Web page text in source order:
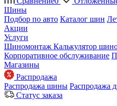
Шины
Подбор по авто Каталог шин
Акции
Услуги
Шиномонтаж Калькулятор
Корпоративное обслуживание
Магазины
Распродажа
Распродажа шины Распродажа
Статус заказа